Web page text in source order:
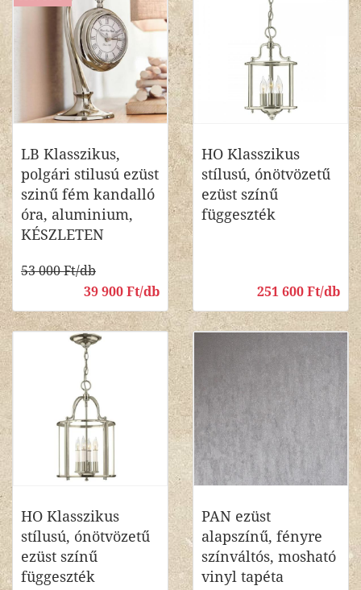
LB Klasszikus,
polgári stilusú ezüst
szinű fém kandalló
óra, aluminium,
KÉSZLETEN
53 000 Ft/db
39 900 Ft/db
HO Klasszikus
stílusú, ónötvözetű
ezüst színű
függeszték
251 600 Ft/db
HO Klasszikus
stílusú, ónötvözetű
ezüst színű
függeszték
PAN ezüst
alapszínű, fényre
színváltós, mosható
vinyl tapéta